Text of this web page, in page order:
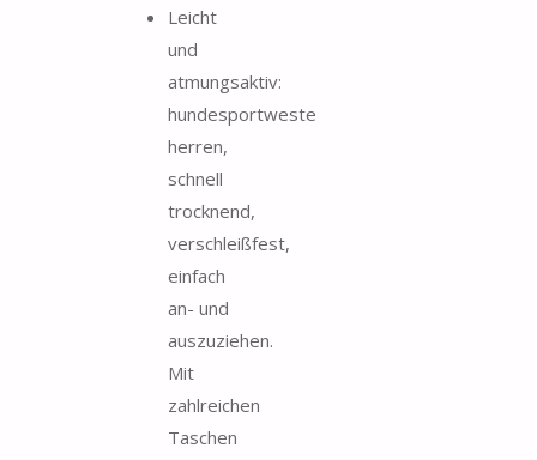
Leicht
und
atmungsaktiv:
hundesportweste
herren,
schnell
trocknend,
verschleißfest,
einfach
an- und
auszuziehen.
Mit
zahlreichen
Taschen